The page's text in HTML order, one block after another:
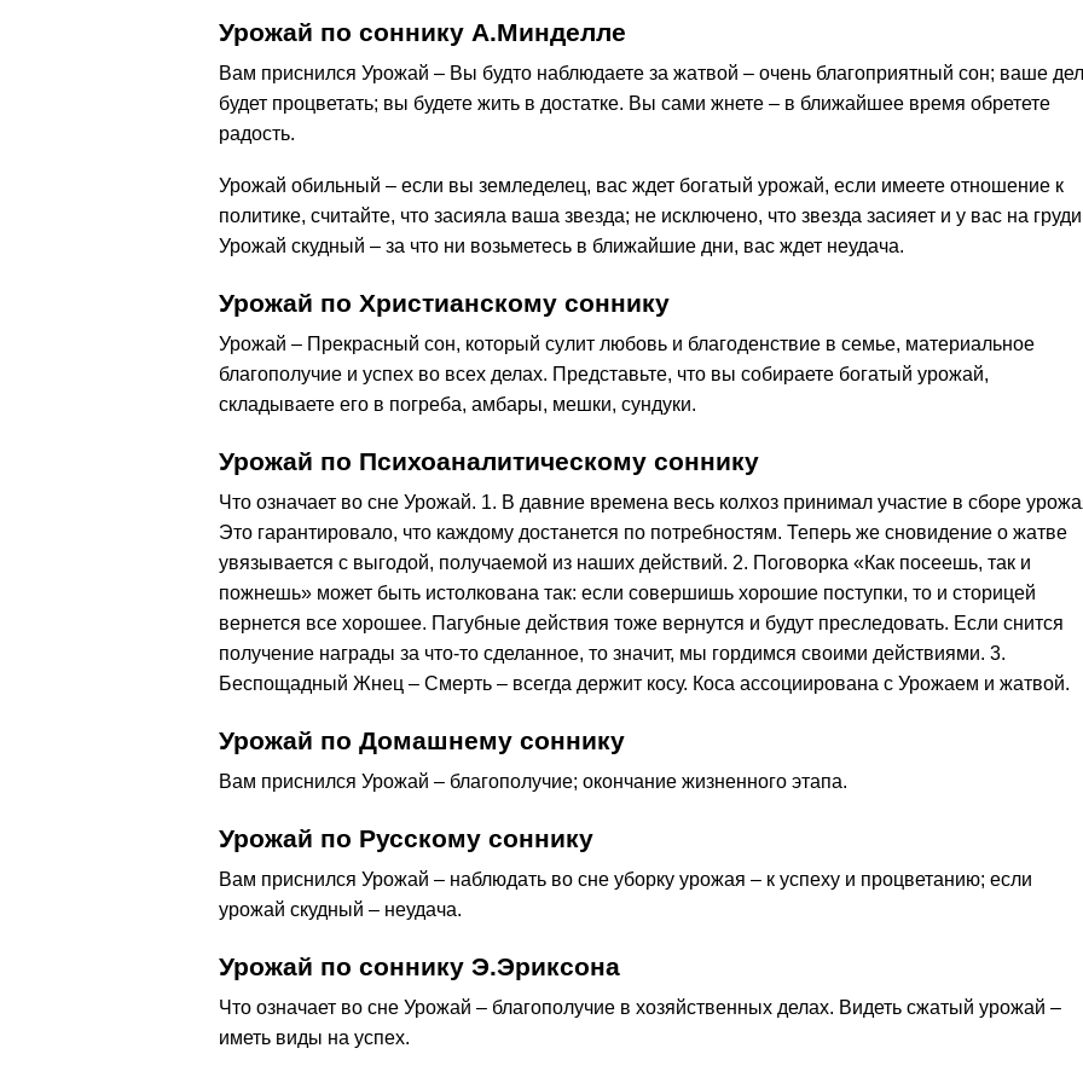
Урожай по соннику А.Минделле
Вам приснился Урожай – Вы будто наблюдаете за жатвой – очень благоприятный сон; ваше
будет процветать; вы будете жить в достатке. Вы сами жнете – в ближайшее время обретете
радость.
Урожай обильный – если вы земледелец, вас ждет богатый урожай, если имеете отношение к
политике, считайте, что засияла ваша звезда; не исключено, что звезда засияет и у вас на
Урожай скудный – за что ни возьметесь в ближайшие дни, вас ждет неудача.
Урожай по Христианскому соннику
Урожай – Прекрасный сон, который сулит любовь и благоденствие в семье, материальное
благополучие и успех во всех делах. Представьте, что вы собираете богатый урожай,
складываете его в погреба, амбары, мешки, сундуки.
Урожай по Психоаналитическому соннику
Что означает во сне Урожай. 1. В давние времена весь колхоз принимал участие в сборе
Это гарантировало, что каждому достанется по потребностям. Теперь же сновидение о жатве
увязывается с выгодой, получаемой из наших действий. 2. Поговорка «Как посеешь, так и
пожнешь» может быть истолкована так: если совершишь хорошие поступки, то и сторицей
вернется все хорошее. Пагубные действия тоже вернутся и будут преследовать. Если снится
получение награды за что-то сделанное, то значит, мы гордимся своими действиями. 3.
Беспощадный Жнец – Смерть – всегда держит косу. Коса ассоциирована с Урожаем и жатвой.
Урожай по Домашнему соннику
Вам приснился Урожай – благополучие; окончание жизненного этапа.
Урожай по Русскому соннику
Вам приснился Урожай – наблюдать во сне уборку урожая – к успеху и процветанию; если
урожай скудный – неудача.
Урожай по соннику Э.Эриксона
Что означает во сне Урожай – благополучие в хозяйственных делах. Видеть сжатый урожай –
иметь виды на успех.